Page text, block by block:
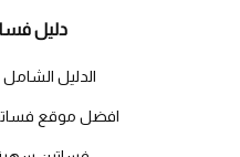
دليل
الدليل
افضل موقع